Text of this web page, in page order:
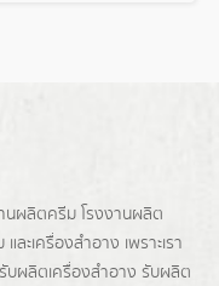
นผลิตครีม โรงงานผลิต
และเครื่องสำอาง เพราะเรา
บผลิตเครื่องสำอาง รับผลิต